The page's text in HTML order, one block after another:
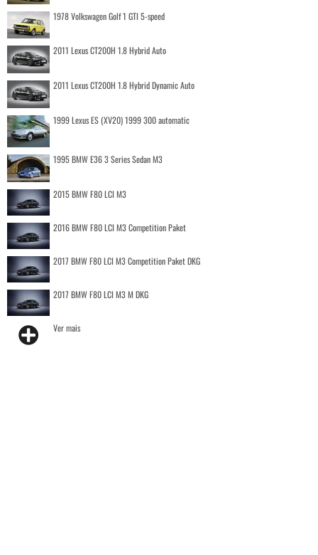
1978 Volkswagen Golf 1 GTI 5-speed
2011 Lexus CT200H 1.8 Hybrid Auto
2011 Lexus CT200H 1.8 Hybrid Dynamic Auto
1999 Lexus ES (XV20) 1999 300 automatic
1995 BMW E36 3 Series Sedan M3
2015 BMW F80 LCI M3
2016 BMW F80 LCI M3 Competition Paket
2017 BMW F80 LCI M3 Competition Paket DKG
2017 BMW F80 LCI M3 M DKG
Ver mais